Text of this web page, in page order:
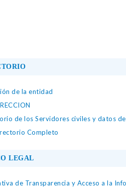
de la entidad
de los Servidores civiles y datos
Completo
LEGAL
de Transparencia y Acceso a la